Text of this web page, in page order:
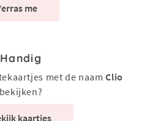
me
Handig
met de naamClio
bekijken?
kaartjes